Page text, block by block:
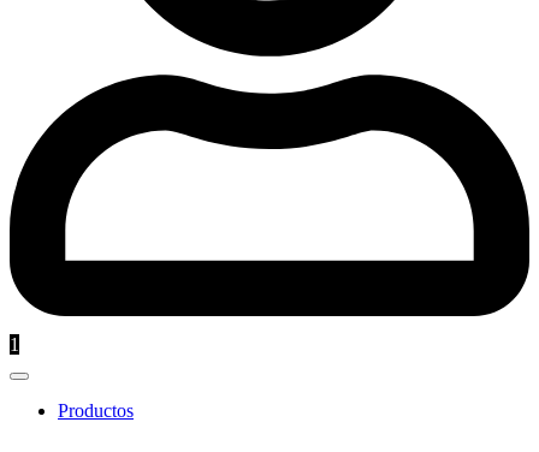
1
Productos